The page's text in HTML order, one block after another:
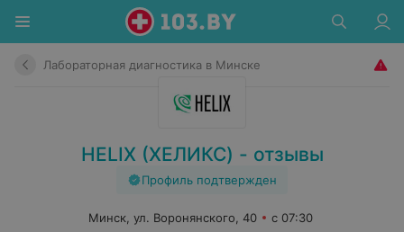
Лабораторная диагностика в Минске
HELIX (ХЕЛИКС) - отзывы
Профиль подтвержден
Минск, ул. Воронянского, 40
с 07:30